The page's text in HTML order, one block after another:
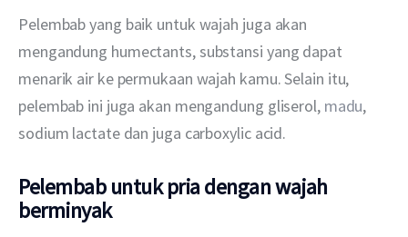
Pelembab yang baik untuk wajah juga akan
mengandung humectants, substansi yang dapat
menarik air ke permukaan wajah kamu. Selain itu,
pelembab ini juga akan mengandung gliserol, madu,
sodium lactate dan juga carboxylic acid.
Pelembab untuk pria dengan wajah
berminyak